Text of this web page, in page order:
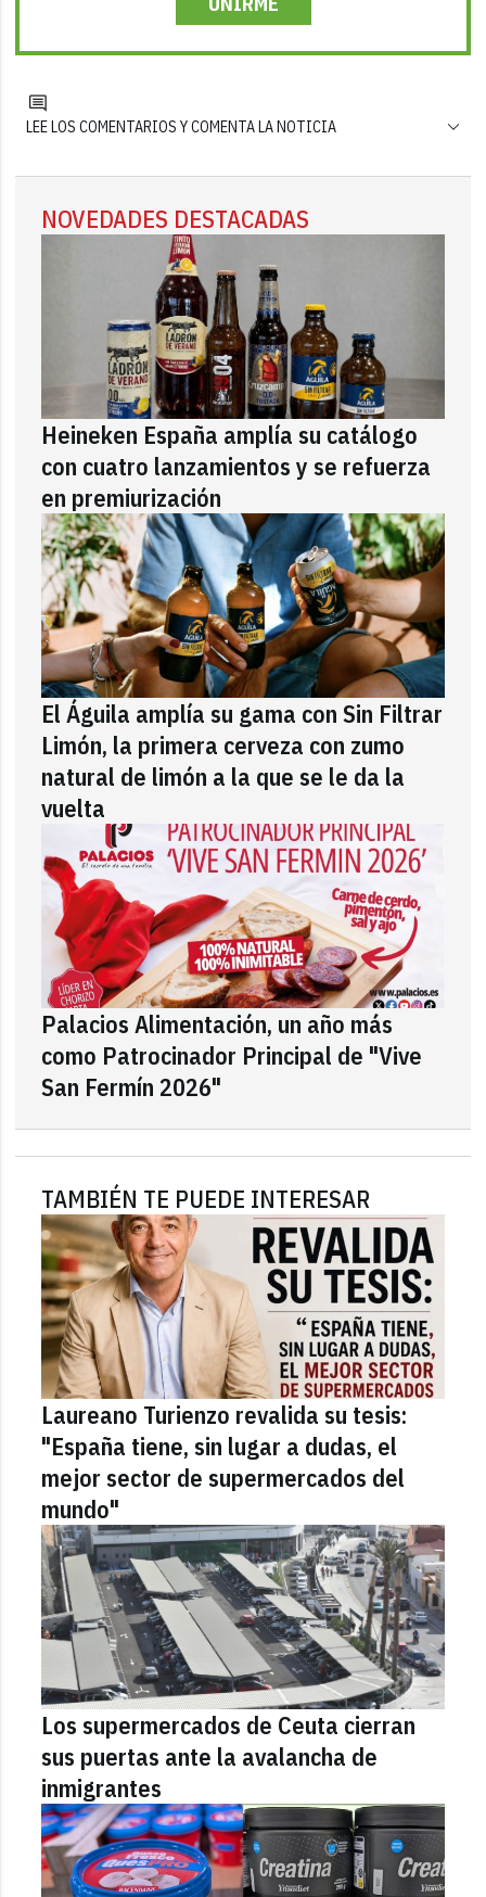
LEE LOS COMENTARIOS Y COMENTA LA NOTICIA
NOVEDADES DESTACADAS
Heineken España amplía su catálogo
con cuatro lanzamientos y se refuerza
en premiurización
El Águila amplía su gama con Sin Filtrar
Limón, la primera cerveza con zumo
natural de limón a la que se le da la
vuelta
Palacios Alimentación, un año más
como Patrocinador Principal de "Vive
San Fermín 2026"
TAMBIÉN TE PUEDE INTERESAR
Laureano Turienzo revalida su tesis:
"España tiene, sin lugar a dudas, el
mejor sector de supermercados del
mundo"
Los supermercados de Ceuta cierran
sus puertas ante la avalancha de
inmigrantes